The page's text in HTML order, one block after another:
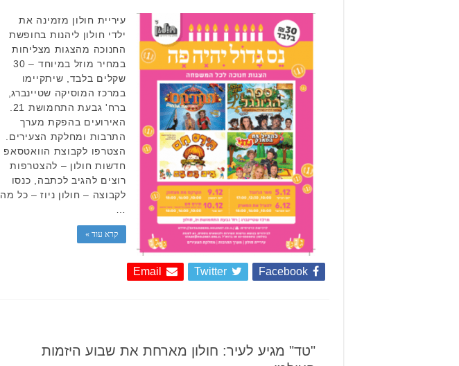
עיריית חולון מזמינה את
ילדי חולון ליהנות בחופשת
החנוכה מהצגות מצליחות
במחיר מוזל במיוחד – 30
שקלים בלבד, שיתקיימו
במרכז המוסיקה שטיינברג,
האירועים בהפקת מערך
התרבות ומחלקת הצעירים.
הצטרפו לקבוצת הוואטסאפ
חדשות חולון – להצטרפות
רוצים להגיב לכתבה, כנסו
לקבוצה – חולון ניוז – כל מה
קרא עוד »
Facebook
Twitter
Email
"טד" מגיע לעיר: חולון מארחת את שבוע היזמות